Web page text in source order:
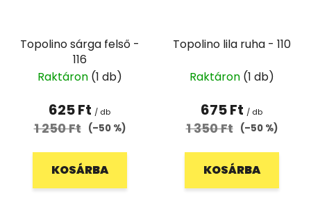
Topolino sárga felső -
116
Raktáron (1 db)
625 Ft / db
1 250 Ft (–50 %)
KOSÁRBA
Topolino lila ruha - 110
Raktáron (1 db)
675 Ft / db
1 350 Ft (–50 %)
KOSÁRBA